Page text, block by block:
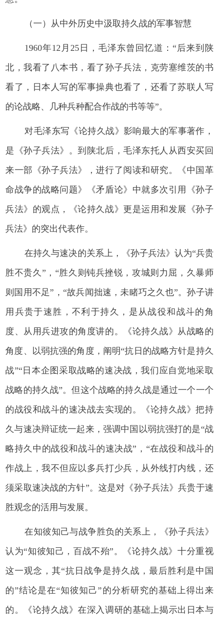
（一）从中外历史中汲取持久战的军事智慧
1960年12月25日，毛泽东曾回忆道：“后来到陕
北，我看了八本书，看了孙子兵法，克劳塞维茨的书
看了，日本人写的军事操典也看了，还看了苏联人写
的论战略、几种兵种配合作战的书等等”。
对毛泽东写《论持久战》影响最大的军事著作，
是《孙子兵法》。到陕北后，毛泽东托人从西安买回
来一部《孙子兵法》，进行了阅读和研究。《中国革
命战争的战略问题》《矛盾论》中就多次引用《孙子
兵法》的观点，《论持久战》更是运用和发展《孙子
兵法》的突出代表作。
在持久与速决的关系上，《孙子兵法》认为“兵贵
胜不贵久”，“胜久则钝兵挫锐，攻城则力屈，久暴师
则国用不足”，“故兵闻拙速，未睹巧之久也”。孙子讲
用兵贵于速胜，不利于持久，是从战役和战斗的角
度、从用兵进攻的角度讲的。《论持久战》从战略的
角度、以弱抗强的角度，阐明“抗日的战略方针是持久
战”“日本企图采取战略的速决战，我们应自觉地采取
战略的持久战”。但这个战略的持久战是通过一个一个
的战役和战斗的速决战去实现的。《论持久战》把持
久与速决辩证统一起来，强调中国以弱抗强打的是“战
略持久中的战役和战斗的速决战”，“在战役和战斗的
作战上，我不但应以多兵打少兵，从外线打内线，还
须采取速决战的方针”。这是对《孙子兵法》兵贵于速
胜观念的活用与发展。
在知彼知己与战争胜负的关系上，《孙子兵法》
认为“知彼知己，百战不殆”。《论持久战》十分重视
这一观念，其“抗日战争是持久战，最后胜利是中国
的”结论是在“知彼知己”的分析研究的基础上得出来
的。《论持久战》在深入调研的基础上揭示出日本与